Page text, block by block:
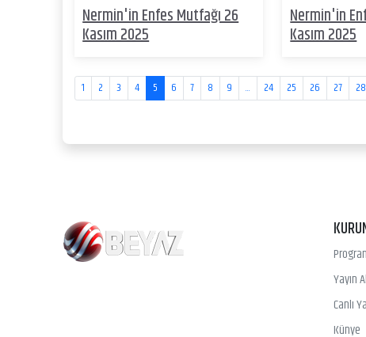
Nermin'in Enfes Mutfağı 26
Kasım 2025
Nermin'in
Kasım 2025
1 2 3 4 5 6 7 8 9 ... 24 25 26 27 28
Yayın
Canlı
Künye